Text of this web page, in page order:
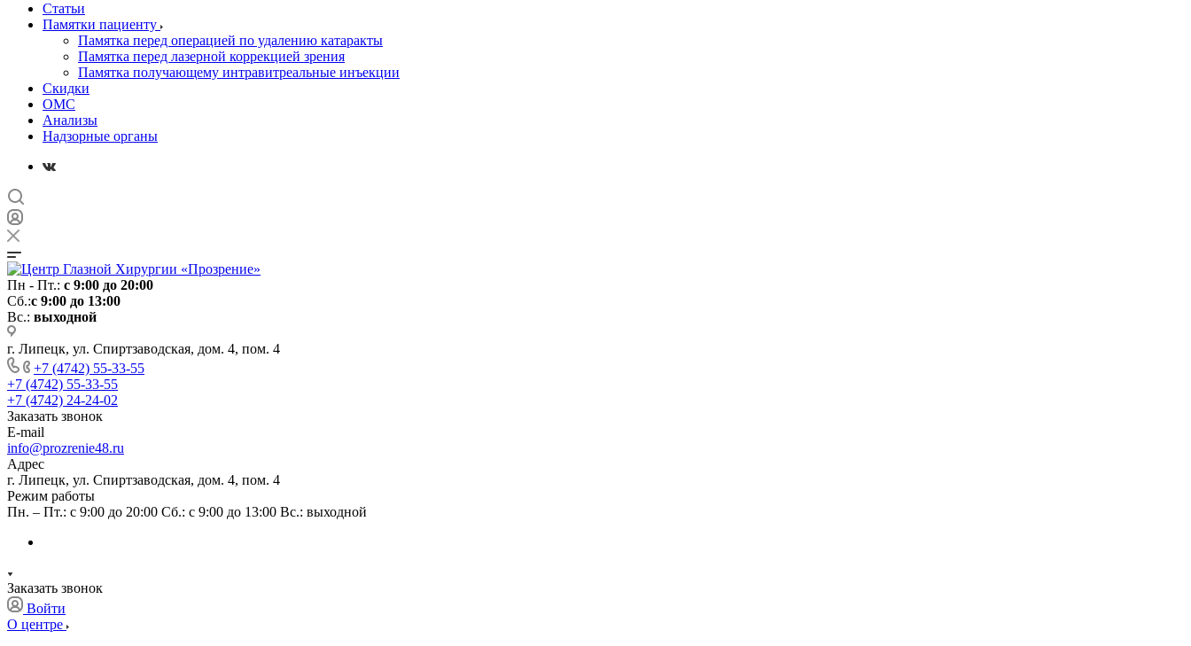
Статьи
Памятки пациенту
Памятка перед операцией по удалению катаракты
Памятка перед лазерной коррекцией зрения
Памятка получающему интравитреальные инъекции
Скидки
ОМС
Анализы
Надзорные органы
Пн - Пт.: с 9:00 до 20:00
Сб.:с 9:00 до 13:00
Вс.: выходной
г. Липецк, ул. Спиртзаводская, дом. 4, пом. 4
+7 (4742) 55-33-55
+7 (4742) 55-33-55
+7 (4742) 24-24-02
Заказать звонок
E-mail
info@prozrenie48.ru
Адрес
г. Липецк, ул. Спиртзаводская, дом. 4, пом. 4
Режим работы
Пн. – Пт.: с 9:00 до 20:00 Сб.: с 9:00 до 13:00 Вс.: выходной
Заказать звонок
Войти
О центре